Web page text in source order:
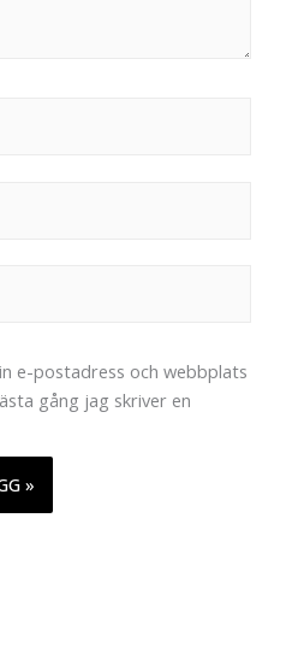
e-postadress och webbplats
gång jag skriver en